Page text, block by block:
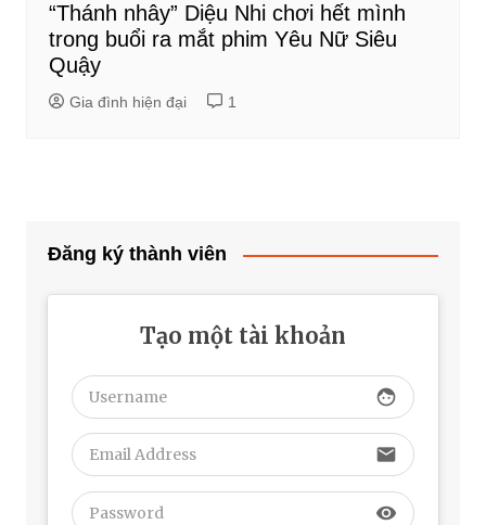
“Thánh nhây” Diệu Nhi chơi hết mình
trong buổi ra mắt phim Yêu Nữ Siêu
Quậy
Gia đình hiện đại 1
Đăng ký thành viên
Tạo một tài khoản
face
email
visibility